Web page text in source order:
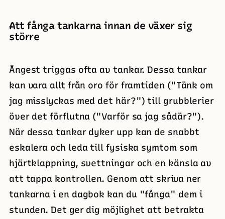
Att fånga tankarna innan de växer sig
större
Ångest triggas ofta av tankar. Dessa tankar
kan vara allt från oro för framtiden ("Tänk om
jag misslyckas med det här?") till grubblerier
över det förflutna ("Varför sa jag sådär?").
När dessa tankar dyker upp kan de snabbt
eskalera och leda till fysiska symtom som
hjärtklappning, svettningar och en känsla av
att tappa kontrollen. Genom att skriva ner
tankarna i en dagbok kan du "fånga" dem i
stunden. Det ger dig möjlighet att betrakta